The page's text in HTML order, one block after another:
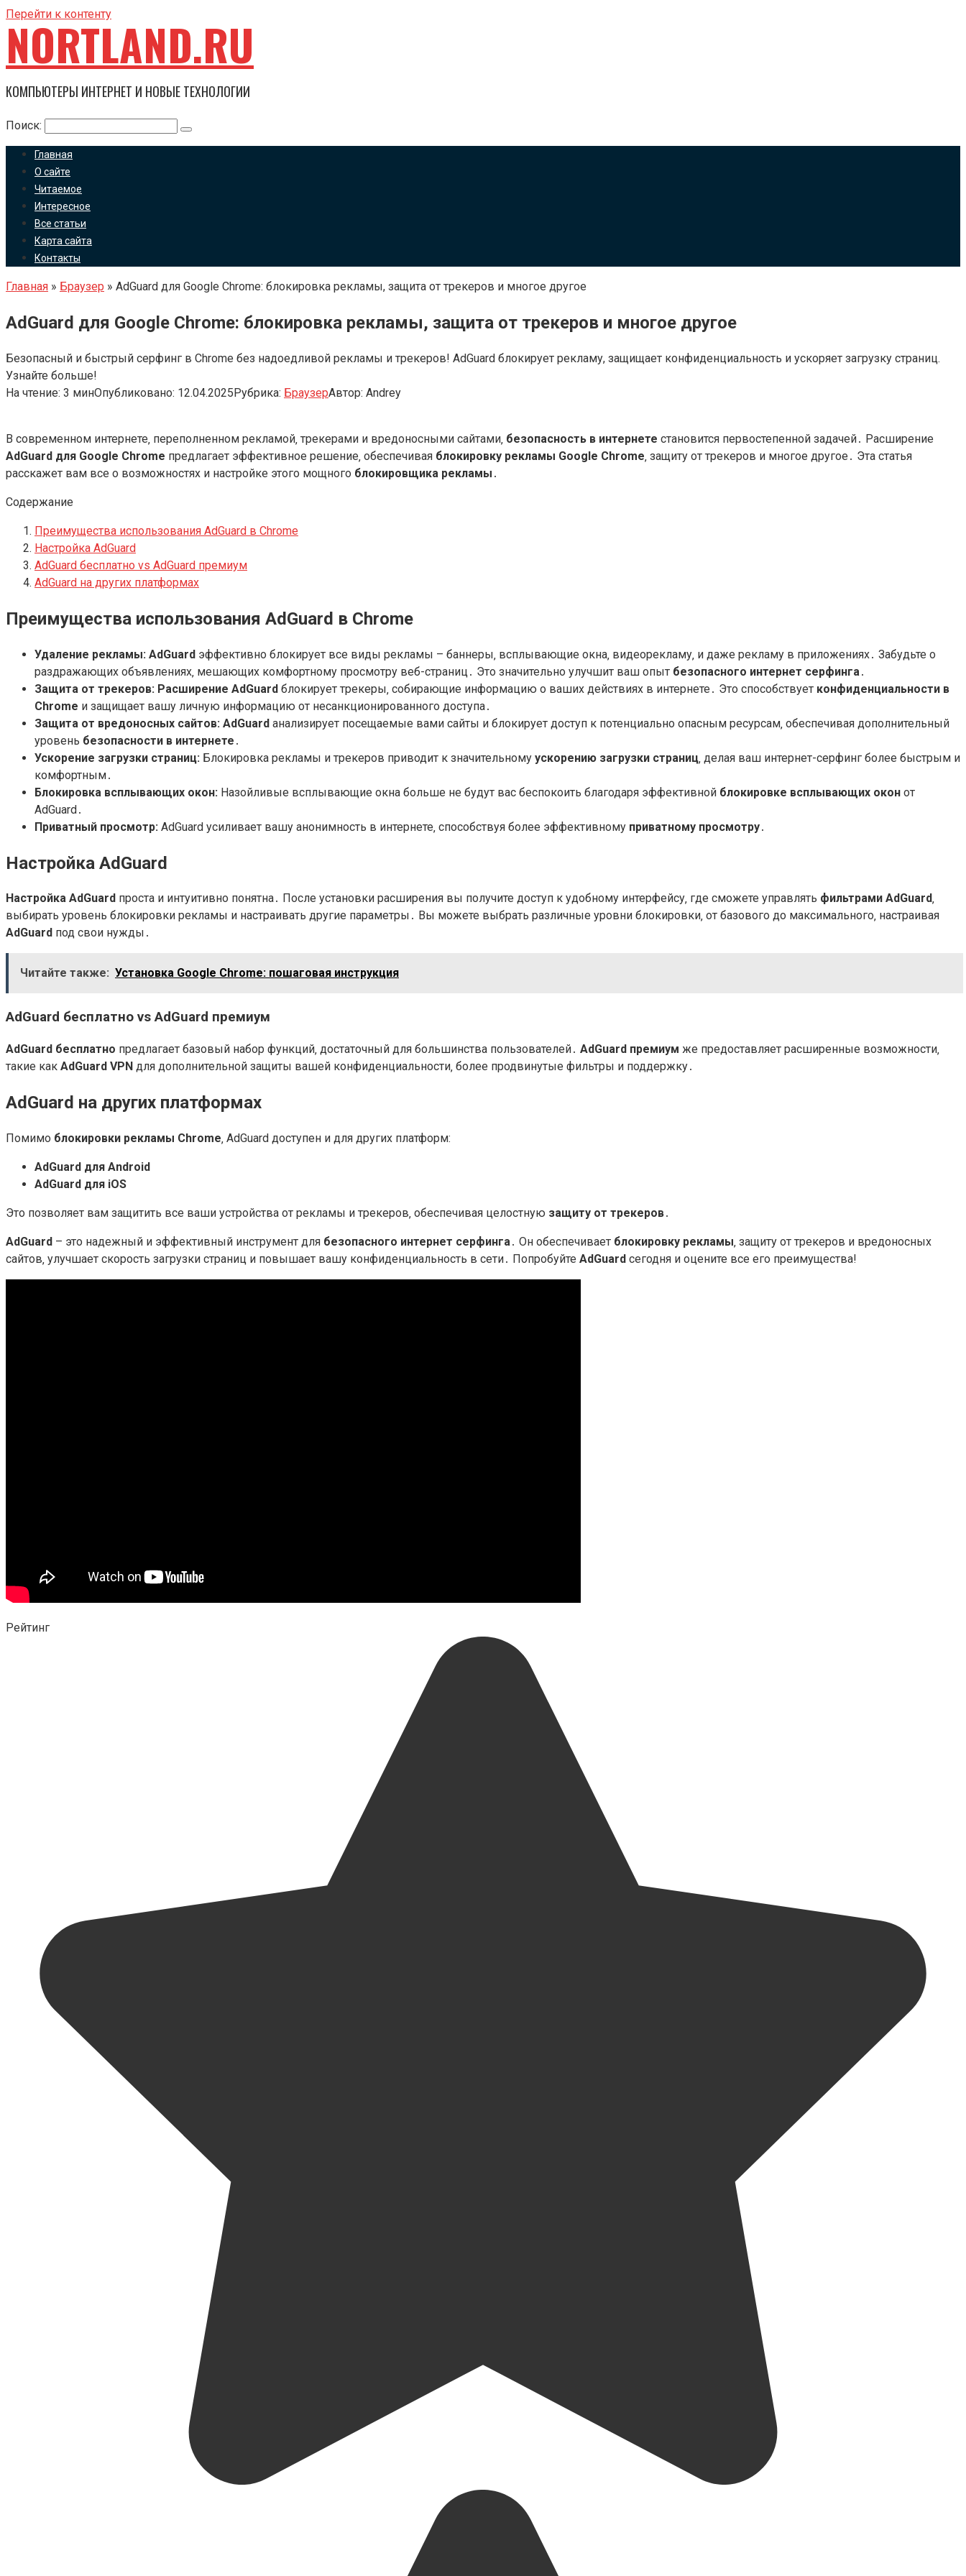
Перейти к контенту
NORTLAND.RU
КОМПЬЮТЕРЫ ИНТЕРНЕТ И НОВЫЕ ТЕХНОЛОГИИ
Поиск:
Главная
О сайте
Читаемое
Интересное
Все статьи
Карта сайта
Контакты
Главная » Браузер » AdGuard для Google Chrome: блокировка рекламы, защита от трекеров и многое другое
AdGuard для Google Chrome: блокировка рекламы, защита от трекеров и многое другое
Безопасный и быстрый серфинг в Chrome без надоедливой рекламы и трекеров! AdGuard блокирует рекламу, защищает конфиденциальность и ускоряет загрузку страниц.
Узнайте больше!
На чтение: 3 минОпубликовано: 12.04.2025Рубрика: БраузерАвтор: Andrey
В современном интернете‚ переполненном рекламой‚ трекерами и вредоносными сайтами‚ безопасность в интернете становится первостепенной задачей․ Расширение
AdGuard для Google Chrome предлагает эффективное решение‚ обеспечивая блокировку рекламы Google Chrome‚ защиту от трекеров и многое другое․ Эта статья
расскажет вам все о возможностях и настройке этого мощного блокировщика рекламы ․
Содержание
Преимущества использования AdGuard в Chrome
Настройка AdGuard
AdGuard бесплатно vs AdGuard премиум
AdGuard на других платформах
Преимущества использования AdGuard в Chrome
Удаление рекламы: AdGuard эффективно блокирует все виды рекламы – баннеры‚ всплывающие окна‚ видеорекламу‚ и даже рекламу в приложениях․ Забудьте о
раздражающих объявлениях‚ мешающих комфортному просмотру веб-страниц․ Это значительно улучшит ваш опыт безопасного интернет серфинга ․
Защита от трекеров: Расширение AdGuard блокирует трекеры‚ собирающие информацию о ваших действиях в интернете․ Это способствует конфиденциальности в
Chrome и защищает вашу личную информацию от несанкционированного доступа․
Защита от вредоносных сайтов: AdGuard анализирует посещаемые вами сайты и блокирует доступ к потенциально опасным ресурсам‚ обеспечивая дополнительный
уровень безопасности в интернете ․
Ускорение загрузки страниц: Блокировка рекламы и трекеров приводит к значительному ускорению загрузки страниц ‚ делая ваш интернет-серфинг более быстрым и
комфортным․
Блокировка всплывающих окон: Назойливые всплывающие окна больше не будут вас беспокоить благодаря эффективной блокировке всплывающих окон от
AdGuard․
Приватный просмотр: AdGuard усиливает вашу анонимность в интернете‚ способствуя более эффективному приватному просмотру․
Настройка AdGuard
Настройка AdGuard проста и интуитивно понятна․ После установки расширения вы получите доступ к удобному интерфейсу‚ где сможете управлять фильтрами AdGuard‚
выбирать уровень блокировки рекламы и настраивать другие параметры․ Вы можете выбрать различные уровни блокировки‚ от базового до максимального‚ настраивая
AdGuard под свои нужды․
Читайте также: Установка Google Chrome: пошаговая инструкция
AdGuard бесплатно vs AdGuard премиум
AdGuard бесплатно предлагает базовый набор функций‚ достаточный для большинства пользователей․ AdGuard премиум же предоставляет расширенные возможности‚
такие как AdGuard VPN для дополнительной защиты вашей конфиденциальности‚ более продвинутые фильтры и поддержку․
AdGuard на других платформах
Помимо блокировки рекламы Chrome ‚ AdGuard доступен и для других платформ:
AdGuard для Android
AdGuard для iOS
Это позволяет вам защитить все ваши устройства от рекламы и трекеров‚ обеспечивая целостную защиту от трекеров․
AdGuard – это надежный и эффективный инструмент для безопасного интернет серфинга ․ Он обеспечивает блокировку рекламы ‚ защиту от трекеров и вредоносных
сайтов‚ улучшает скорость загрузки страниц и повышает вашу конфиденциальность в сети․ Попробуйте AdGuard сегодня и оцените все его преимущества!
Рейтинг